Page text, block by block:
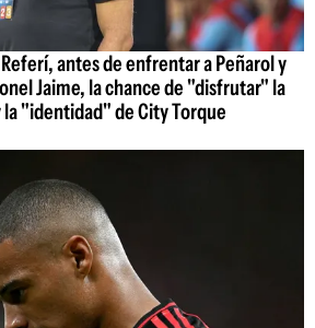
antes de enfrentar a Peñarol y
Jaime, la chance de "disfrutar" la
la "identidad" de City Torque